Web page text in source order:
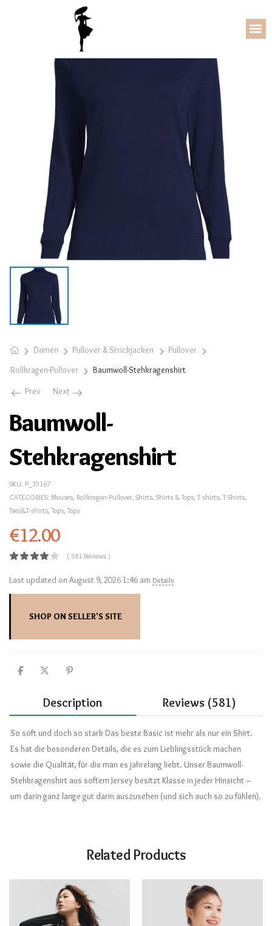
Damen Pullover & Strickjacken
Pullover
Rollkragen-Pullover
Baumwoll-Stehkragenshirt
Prev
Next
Baumwoll-
Stehkragenshirt
SKU: P_35167
CATEGORIES: Blouses, Rollkragen-Pullover, Shirts, Shirts & Tops, T-shirts, T-Shirts,
Tees&T-shirts, Tops, Tops
€12.00
( 581 Reviews )
Last updated on August 9, 2026 1:46 am Details
SHOP ON SELLER'S SITE
Description Reviews (581)
So soft und doch so stark Das beste Basic ist mehr als nur ein Shirt.
Es hat die besonderen Details, die es zum Lieblingsstück machen
sowie die Qualität, für die man es jahrelang liebt. Unser Baumwoll-
Stehkragenshirt aus softem Jersey besitzt Klasse in jeder Hinsicht –
um darin ganz lange gut darin auszusehen (und sich auch so zu fühlen).
Related Products